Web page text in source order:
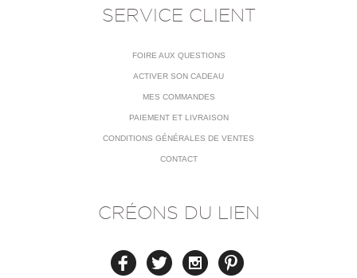
SERVICE CLIENT
FOIRE AUX QUESTIONS
ACTIVER SON CADEAU
MES COMMANDES
PAIEMENT ET LIVRAISON
CONDITIONS GÉNÉRALES DE VENTES
CONTACT
CRÉONS DU LIEN